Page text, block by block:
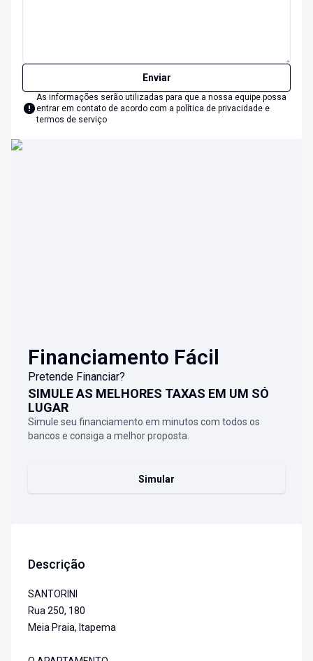
Enviar
As informações serão utilizadas para que a nossa equipe possa
entrar em contato de acordo com a política de privacidade e
termos de serviço
Financiamento Fácil
Pretende Financiar?
SIMULE AS MELHORES TAXAS EM UM SÓ
LUGAR
Simule seu financiamento em minutos com todos os
bancos e consiga a melhor proposta.
Simular
Descrição
SANTORINI
Rua 250, 180
Meia Praia, Itapema